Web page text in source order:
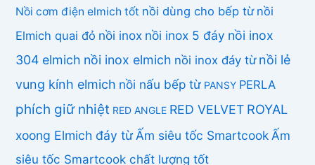
Nồi cơm điện elmich tốt nồi dùng cho bếp từ nồi
Elmich quai đỏ nồi inox nồi inox 5 đáy nồi inox
304 elmich nồi inox elmich nồi inox đáy từ nồi lẻ
vung kính elmich nồi nấu bếp từ PANSY PERLA
phích giữ nhiệt RED ANGLE RED VELVET ROYAL
xoong Elmich đáy từẤm siêu tốc Smartcook Ấm
siêu tốc Smartcook chất lượng tốt